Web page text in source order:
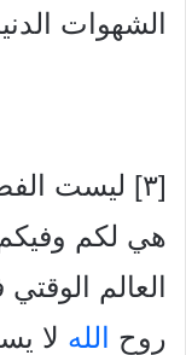
الشهوات
[۳] ليست
هي لكم
العالم
روح
الله لا